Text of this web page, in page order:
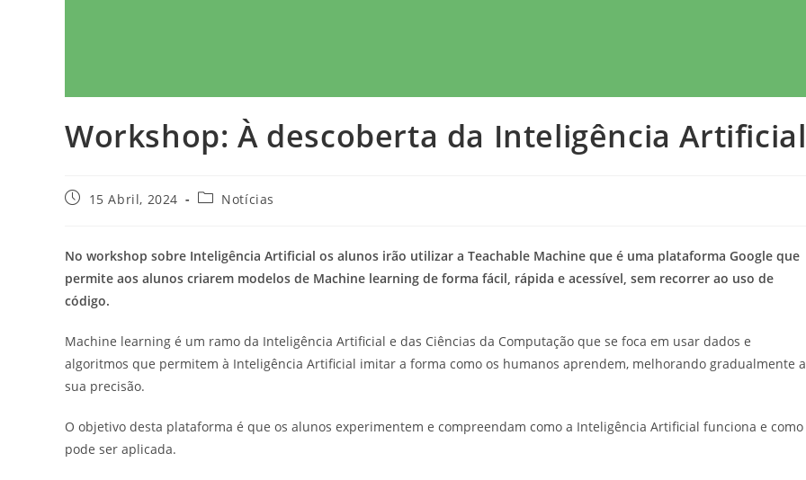
Workshop: À descoberta da Inteligência Artificial
15 Abril, 2024 Notícias
No workshop sobre Inteligência Artificial os alunos irão utilizar a Teachable Machine que é uma plataforma Google que
permite aos alunos criarem modelos de Machine learning de forma fácil, rápida e acessível, sem recorrer ao uso de
código.
Machine learning é um ramo da Inteligência Artificial e das Ciências da Computação que se foca em usar dados e
algoritmos que permitem à Inteligência Artificial imitar a forma como os humanos aprendem, melhorando gradualmente a
sua precisão.
O objetivo desta plataforma é que os alunos experimentem e compreendam como a Inteligência Artificial funciona e como
pode ser aplicada.